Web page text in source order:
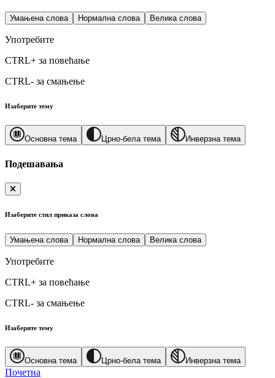
Умањена слова Нормална слова Велика слова
Употребите
CTRL+ за повећање
CTRL- за смањење
Изаберите тему
Основна тема Црно-бела тема Инверзна тема
Подешавања
Изаберите стил приказа слова
Умањена слова Нормална слова Велика слова
Употребите
CTRL+ за повећање
CTRL- за смањење
Изаберите тему
Основна тема Црно-бела тема Инверзна тема
Почетна